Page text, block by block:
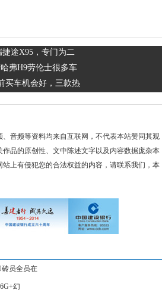
捷途X95，专门为二
哈弗H9劳伦士很多车
买车机会好，三款热
音频等资料均来自互联网，不代表本站赞同其观
品的原创性、文中陈述文字以及内容数据庞杂本
上有侵犯您的合法权益的内容，请联系我们，本
砖员全员在
幻